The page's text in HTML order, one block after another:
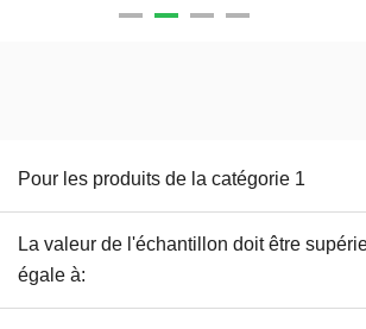
Pour les produits de la catégorie 1
La valeur de l'échantillon doit être
égale à: